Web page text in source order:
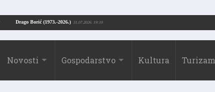
Drago Borić (1973.-2026.) 31.07.2026. 19:10
24.07.2026. 13:51
Novosti Gospodarstvo Kultura Turizam